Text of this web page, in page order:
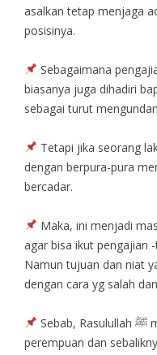
asalkan tetap menjaga
posisinya.
Sebagaimana
biasanya juga dihadiri
sebagai turut
Tetapi jika seorang
dengan berpura-pura
bercadar.
Maka, ini menjadi
agar bisa ikut pengajian
Namun tujuan dan niat
dengan cara yg salah
Sebab, Rasulullah ﷺ melarang laki-laki menyerupai
perempuan dan